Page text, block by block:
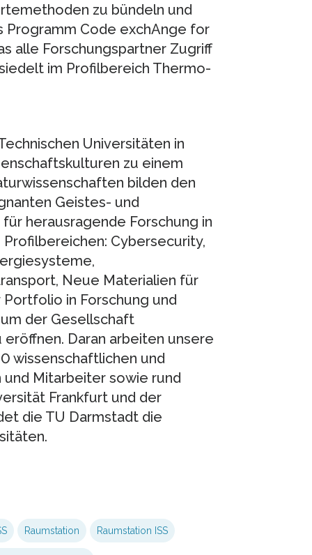
zu bündeln und
Programm Code exchAnge for
alle Forschungspartner Zugriff
im Profilbereich Thermo-
Universitäten in
zu einem
bilden den
Geistes- und
herausragende Forschung in
Cybersecurity,
Neue Materialien für
in Forschung und
der Gesellschaft
Daran arbeiten unsere
wissenschaftlichen und
Mitarbeiter sowie rund
Frankfurt und der
die TU Darmstadt die
Raumstation Raumstation ISS